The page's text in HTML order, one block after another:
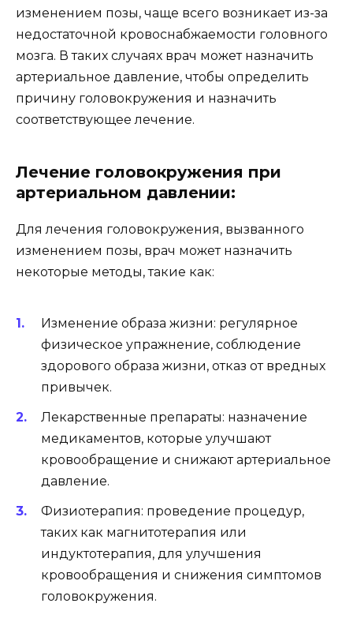
изменением позы, чаще всего возникает из-за
недостаточной кровоснабжаемости головного
мозга. В таких случаях врач может назначить
артериальное давление, чтобы определить
причину головокружения и назначить
соответствующее лечение.
Лечение головокружения при
артериальном давлении:
Для лечения головокружения, вызванного
изменением позы, врач может назначить
некоторые методы, такие как:
Изменение образа жизни: регулярное
физическое упражнение, соблюдение
здорового образа жизни, отказ от вредных
привычек.
Лекарственные препараты: назначение
медикаментов, которые улучшают
кровообращение и снижают артериальное
давление.
Физиотерапия: проведение процедур,
таких как магнитотерапия или
индуктотерапия, для улучшения
кровообращения и снижения симптомов
головокружения.